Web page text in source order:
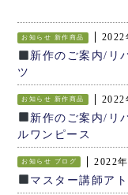
お知らせ 新作商品 2022
新作のご案内/リ
ツ
お知らせ 新作商品 2022
新作のご案内/リ
ルワンピース
お知らせ ブログ 2022
マスター講師ア